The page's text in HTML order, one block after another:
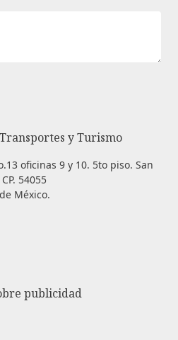
y Turismo
oficinas 9 y 10. 5to piso. San
54055
México.
publicidad